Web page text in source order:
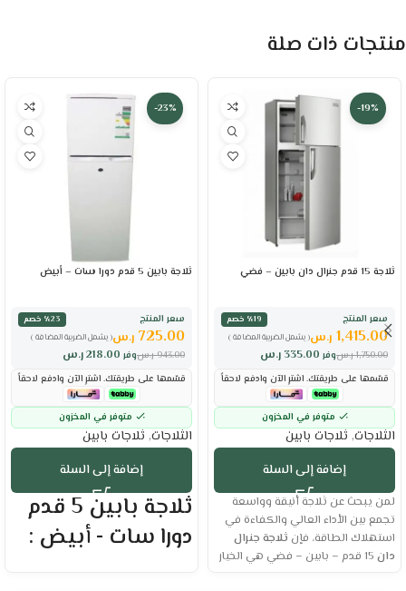
منتجات ذات صلة
-19%
ثلاجة 15 قدم جنرال دان بابين – فضي
سعر المنتج
٪19 خصم
( يشمل الضريبة المضافة )
1,415.00 ر.س
وفر 335.00 ر.س 1,750.00 ر.س
قسّمها على طريقتك. اشترِ الآن وادفع لاحقاً
متوفر في المخزون
الثلاجات, ثلاجات بابين
إضافة إلى السلة
لمن يبحث عن ثلاجة أنيقة وواسعة
تجمع بين الأداء العالي والكفاءة في
استهلاك الطاقة، فإن ثلاجة جنرال
دان
15 قدم – بابين – فضي هي الخيار
-23%
ثلاجة بابين 5 قدم دورا سات – أبيض
سعر المنتج
٪23 خصم
( يشمل الضريبة المضافة )
725.00 ر.س
وفر 218.00ر.س 943.00 ر.س
قسّمها على طريقتك. اشترِ الآن وادفع لاحقاً
متوفر في المخزون
الثلاجات, ثلاجات بابين
إضافة إلى السلة
ثلاجة بابين 5 قدم
دورا سات - أبيض :